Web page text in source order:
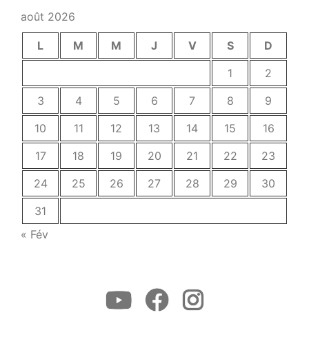
août 2026
L M M J V S
D
1
2
3
4 5 6 7 8
9
10
11 12 13 14 15
16
17
18 19 20 21 22
23
24
25 26 27 28 29
30
31
« Fév
Youtube FacebookInstagram